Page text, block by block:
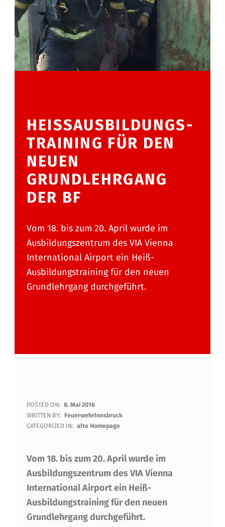
HEISSAUSBILDUNGS-T
RAINING FÜR DEN N
EUEN G
RUNDLEHRGANG D
ER BF
Vom 18. bis zum 20. April wurde im
Ausbildungszentrum des VIA Vienna
International Airport ein Heiß-
Ausbildungstraining für den neuen
Grundlehrgang durchgeführt.
H
E
SS
A
U
S
POSTED ON: 8. Mai 2016
WRITTEN BY: FeuerwehrInnsbruck
CATEGORIZED IN: alte Homepage
Vom 18. bis zum 20. April wurde im
Ausbildungszentrum des VIA Vienna
International Airport ein Heiß-
Ausbildungstraining für den neuen
Grundlehrgang durchgeführt.